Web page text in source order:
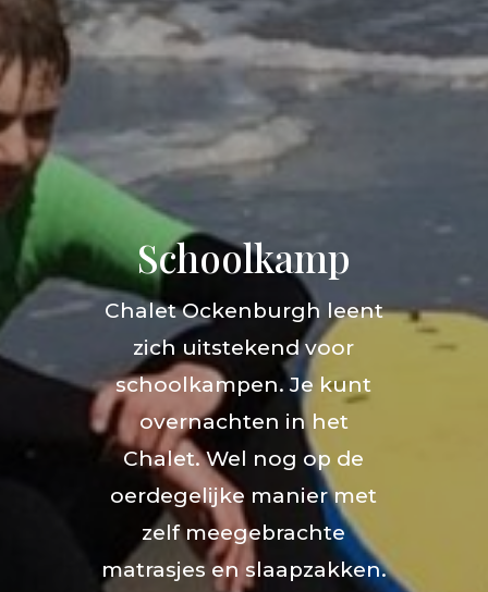
Schoolkamp
Chalet Ockenburgh leent
zich uitstekend voor
schoolkampen. Je kunt
overnachten in het
Chalet. Wel nog op de
oerdegelijke manier met
zelf meegebrachte
matrasjes en slaapzakken.